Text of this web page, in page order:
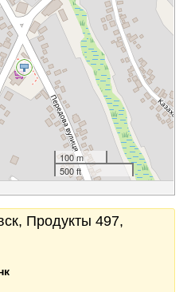
100 m
500 ft
Продукты 497,